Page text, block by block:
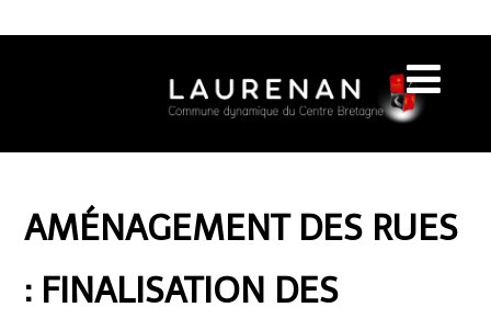
AMÉNAGEMENT DES RUES
: FINALISATION DES